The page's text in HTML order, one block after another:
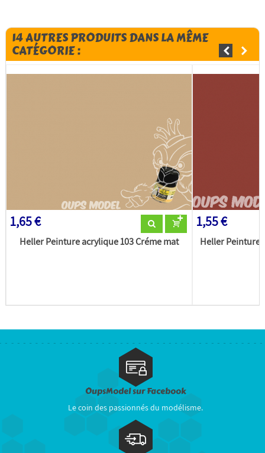
14 AUTRES PRODUITS DANS LA MÊME
CATÉGORIE :
1,65 €
Heller Peinture acrylique 103 Créme mat
1,55 €
Heller Peinture
OupsModel sur Facebook
Le coin des passionnés du modélisme.